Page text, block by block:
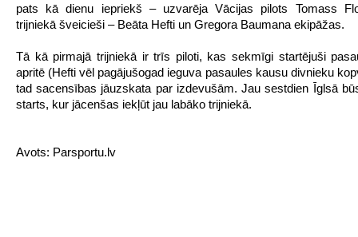
pats kā dienu iepriekš – uzvarēja Vācijas pilots Tomass
trijniekā šveicieši – Beāta Hefti un Gregora Baumana ekipāžas.
Tā kā pirmajā trijniekā ir trīs piloti, kas sekmīgi startējuši
apritē (Hefti vēl pagājušogad ieguva pasaules kausu divnieku
tad sacensības jāuzskata par izdevušām. Jau sestdien Īglsā
starts, kur jācenšas iekļūt jau labāko trijniekā.
Avots: Parsportu.lv